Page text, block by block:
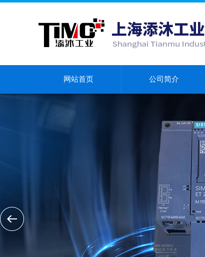
网站首页 公司简介